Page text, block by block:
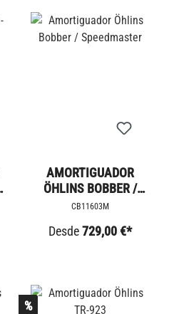
AMORTIGUADOR
ÖHLINS BOBBER /
SPEEDMASTER
CB11603M
Desde729,00 €*
%